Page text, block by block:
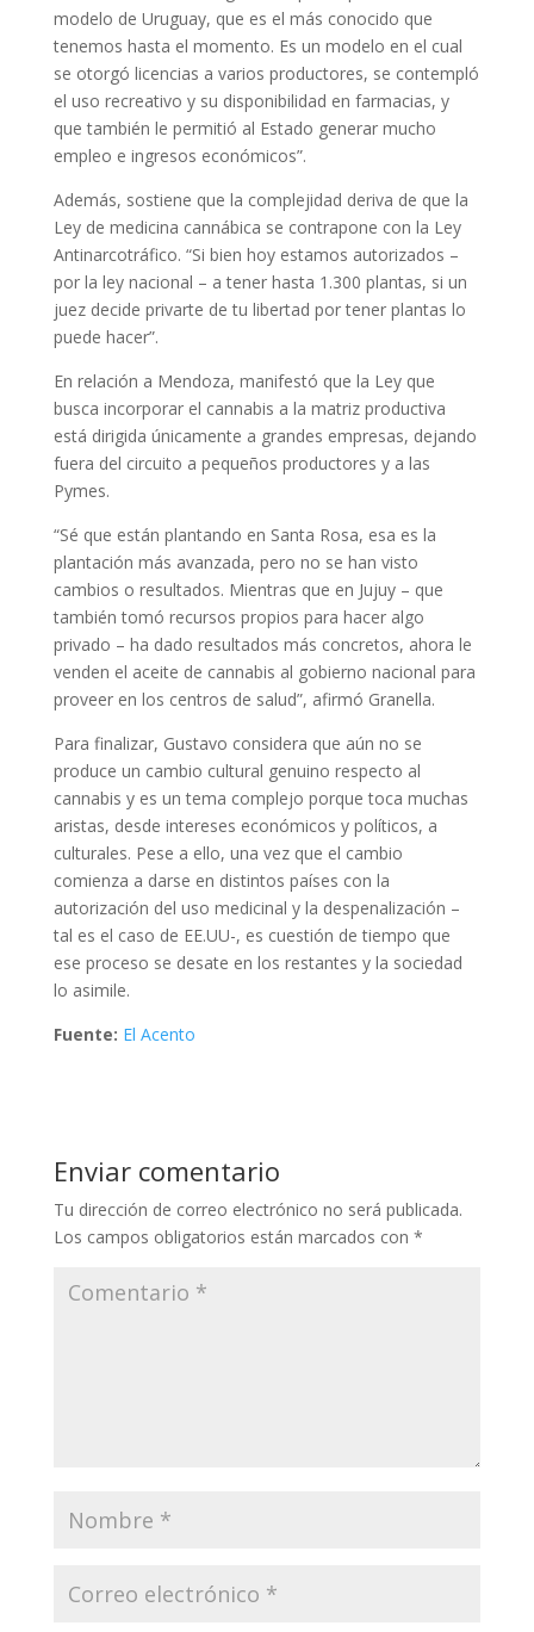
modelo de Uruguay, que es el más conocido que
tenemos hasta el momento. Es un modelo en el cual
se otorgó licencias a varios productores, se contempló
el uso recreativo y su disponibilidad en farmacias, y
que también le permitió al Estado generar mucho
empleo e ingresos económicos”.
Además, sostiene que la complejidad deriva de que la
Ley de medicina cannábica se contrapone con la Ley
Antinarcotráfico. “Si bien hoy estamos autorizados –
por la ley nacional – a tener hasta 1.300 plantas, si un
juez decide privarte de tu libertad por tener plantas lo
puede hacer”.
En relación a Mendoza, manifestó que la Ley que
busca incorporar el cannabis a la matriz productiva
está dirigida únicamente a grandes empresas, dejando
fuera del circuito a pequeños productores y a las
Pymes.
“Sé que están plantando en Santa Rosa, esa es la
plantación más avanzada, pero no se han visto
cambios o resultados. Mientras que en Jujuy – que
también tomó recursos propios para hacer algo
privado – ha dado resultados más concretos, ahora le
venden el aceite de cannabis al gobierno nacional para
proveer en los centros de salud”, afirmó Granella.
Para finalizar, Gustavo considera que aún no se
produce un cambio cultural genuino respecto al
cannabis y es un tema complejo porque toca muchas
aristas, desde intereses económicos y políticos, a
culturales. Pese a ello, una vez que el cambio
comienza a darse en distintos países con la
autorización del uso medicinal y la despenalización –
tal es el caso de EE.UU-, es cuestión de tiempo que
ese proceso se desate en los restantes y la sociedad
lo asimile.
Fuente: El Acento
Enviar comentario
Tu dirección de correo electrónico no será publicada.
Los campos obligatorios están marcados con *